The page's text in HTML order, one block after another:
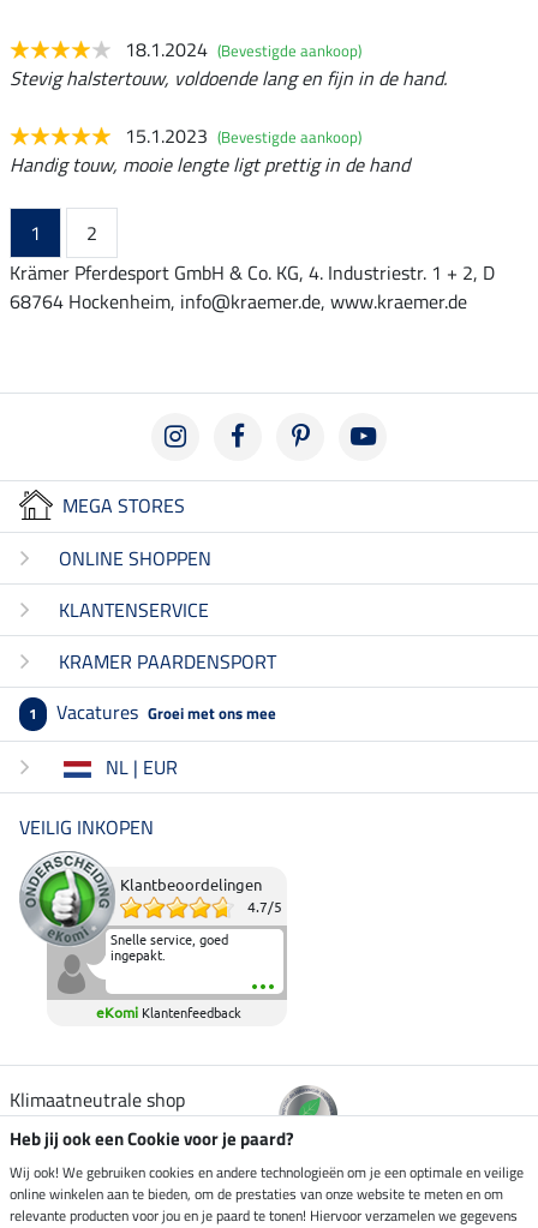
18.1.2024 (Bevestigde aankoop)
Stevig halstertouw, voldoende lang en fijn in de hand.
15.1.2023 (Bevestigde aankoop)
Handig touw, mooie lengte ligt prettig in de hand
1
2
Krämer Pferdesport GmbH & Co. KG, 4. Industriestr. 1 + 2, D
68764 Hockenheim, info@kraemer.de, www.kraemer.de
MEGA STORES
ONLINE SHOPPEN
KLANTENSERVICE
KRAMER PAARDENSPORT
1 Vacatures Groei met ons mee
NL | EUR
VEILIG INKOPEN
Klantbeoordelingen
4.7/5
Snelle service, goed
ingepakt.
eKomi Klantenfeedback
Klimaatneutrale shop
Verzending per
Heb jij ook een Cookie voor je paard?
Wij ook! We gebruiken cookies en andere technologieën om je een optimale en veilige
online winkelen aan te bieden, om de prestaties van onze website te meten en om
relevante producten voor jou en je paard te tonen! Hiervoor verzamelen we gegevens